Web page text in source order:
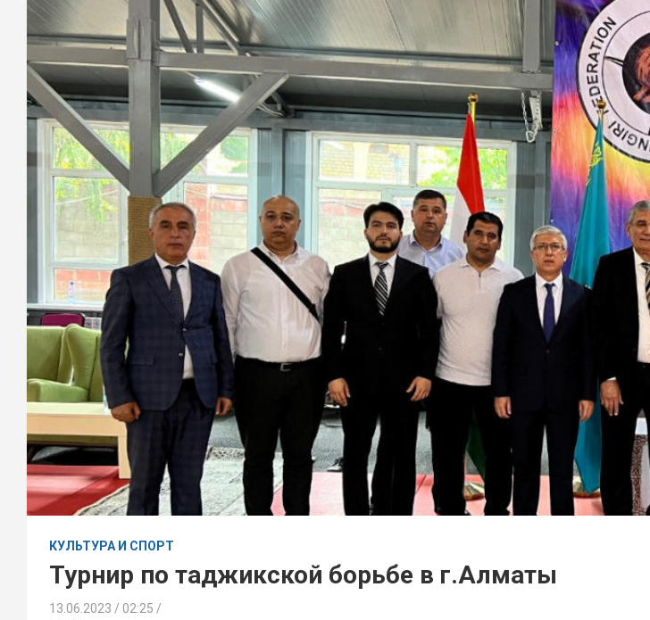
КУЛЬТУРА И СПОРТ
Турнир по таджикской борьбе в г.Алматы
13.06.2023
02:25 /